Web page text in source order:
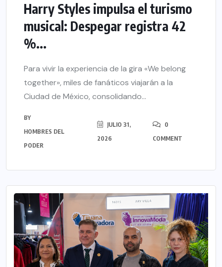
Harry Styles impulsa el turismo
musical: Despegar registra 42
%...
Para vivir la experiencia de la gira «We belong
together», miles de fanáticos viajarán a la
Ciudad de México, consolidando...
BY
HOMBRES DEL
PODER
JULIO 31,
2026
0
COMMENT